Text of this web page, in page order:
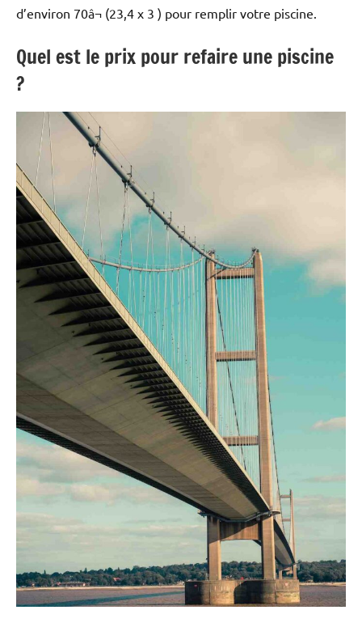
d’environ 70â¬ (23,4 x 3 ) pour remplir votre piscine.
Quel est le prix pour refaire une piscine
?